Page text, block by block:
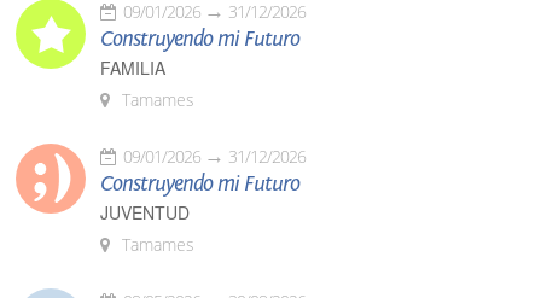
09/01/2026 31/12/2026
Construyendo mi Futuro
FAMILIA
Tamames
09/01/2026 31/12/2026
Construyendo mi Futuro
JUVENTUD
Tamames